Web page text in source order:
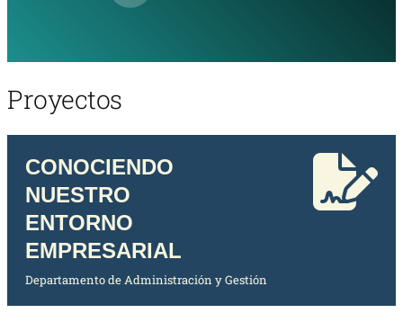
Proyectos
CONOCIENDO
NUESTRO
ENTORNO
EMPRESARIAL
Departamento de Administración y Gestión